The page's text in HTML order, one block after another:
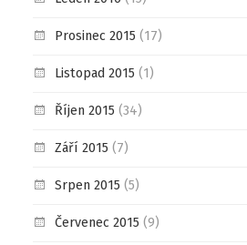
Prosinec 2015 (17)
Listopad 2015 (1)
Říjen 2015 (34)
Září 2015 (7)
Srpen 2015 (5)
Červenec 2015 (9)